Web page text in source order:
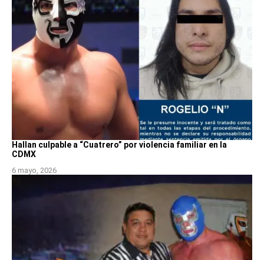
Hallan culpable a “Cuatrero” por violencia familiar en la
CDMX
6 mayo, 2026